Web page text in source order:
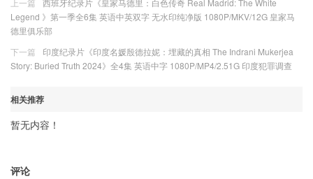
上一篇
西班牙纪录片《皇家马德里：白色传奇 Real Madrid: The White
Legend 》第一季全6集 英语中英双字 无水印纯净版 1080P/MKV/12G 皇家马
德里俱乐部
下一篇
印度纪录片《印度名媛殷德拉妮：埋藏的真相 The Indrani Mukerjea
Story: Buried Truth 2024》全4集 英语中字 1080P/MP4/2.51G 印度犯罪调查
相关推荐
暂无内容！
评论